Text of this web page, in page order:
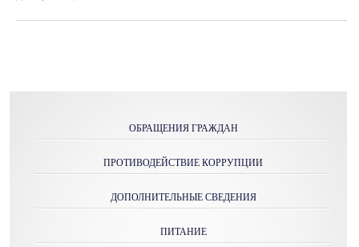
ОБРАЩЕНИЯ ГРАЖДАН
ПРОТИВОДЕЙСТВИЕ КОРРУПЦИИ
ДОПОЛНИТЕЛЬНЫЕ СВЕДЕНИЯ
ПИТАНИЕ